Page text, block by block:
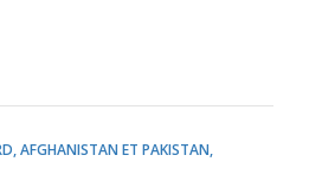
AFGHANISTAN ET PAKISTAN